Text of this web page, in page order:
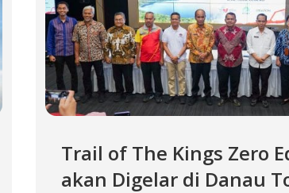
Trail of The Kings Zero
akan Digelar di Danau